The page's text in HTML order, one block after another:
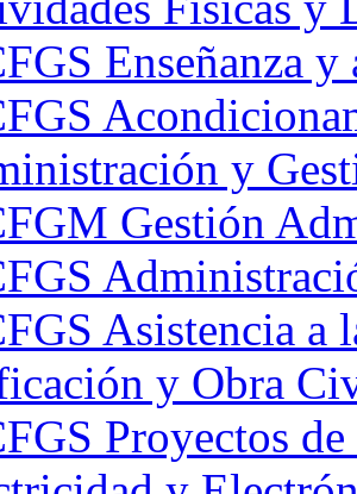
Enseñanza
y
Gestión
Asistencia a
y Obra
Proyectos